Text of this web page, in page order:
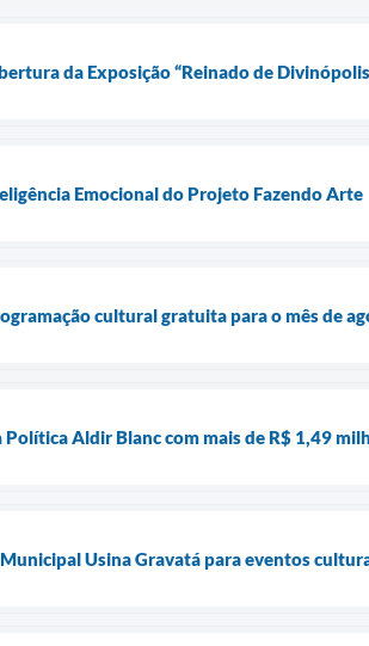
da Exposição “Reinado de
Emocional do Projeto Fazendo Arte
cultural gratuita para o mês de
Aldir Blanc com mais de R$ 1,49
Usina Gravatá para eventos